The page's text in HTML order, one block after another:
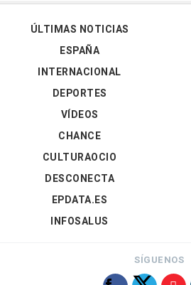
ÚLTIMAS NOTICIAS
ESPAÑA
INTERNACIONAL
DEPORTES
VÍDEOS
CHANCE
CULTURAOCIO
DESCONECTA
EPDATA.ES
INFOSALUS
SÍGUENOS